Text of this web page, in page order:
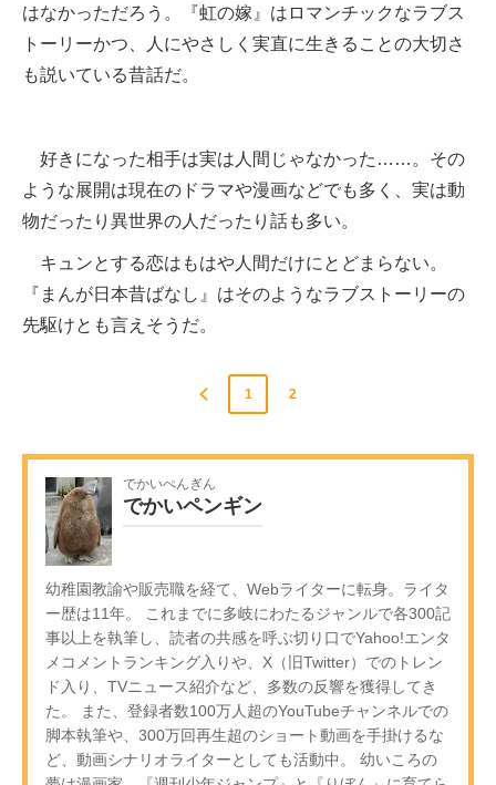
はなかっただろう。『虹の嫁』はロマンチックなラブス
トーリーかつ、人にやさしく実直に生きることの大切さ
も説いている昔話だ。
好きになった相手は実は人間じゃなかった……。その
ような展開は現在のドラマや漫画などでも多く、実は動
物だったり異世界の人だったり話も多い。
キュンとする恋はもはや人間だけにとどまらない。
『まんが日本昔ばなし』はそのようなラブストーリーの
先駆けとも言えそうだ。
1 2
でかいぺんぎん
でかいペンギン
幼稚園教諭や販売職を経て、Webライターに転身。ライタ
ー歴は11年。 これまでに多岐にわたるジャンルで各300記
事以上を執筆し、読者の共感を呼ぶ切り口でYahoo!エンタ
メコメントランキング入りや、X（旧Twitter）でのトレン
ド入り、TVニュース紹介など、多数の反響を獲得してき
た。 また、登録者数100万人超のYouTubeチャンネルでの
脚本執筆や、300万回再生超のショート動画を手掛けるな
ど、動画シナリオライターとしても活動中。 幼いころの